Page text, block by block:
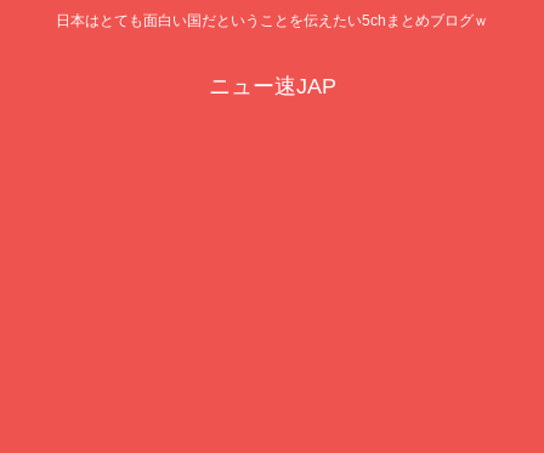
日本はとても面白い国だということを伝えたい5chまとめブログｗ
ニュー速JAP